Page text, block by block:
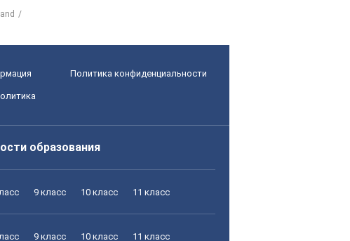
Политика конфиденциальности
образования
9 класс 10 класс 11 класс
9 класс 10 класс 11 класс